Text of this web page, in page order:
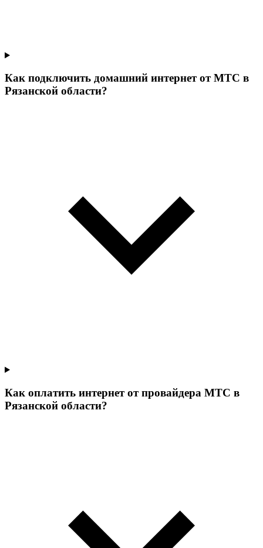
Как подключить домашний интернет от МТС в
Рязанской области?
Как оплатить интернет от провайдера МТС в
Рязанской области?